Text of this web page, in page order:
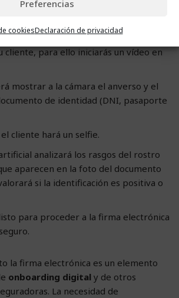
Preferencias
cookiesDeclaración de privacidad
siguientes pasos:
la póliza de seguros, deberás proceder
cliente, para ello iniciarás un vídeo en
mostrar a la cámara el anverso y el
de identidad (DNI, pasaporte
cliente hará un selfie.
analizará los rasgos del rostro
aparecen en la foto del documento
si la identificación es positiva o
para proceder a la firma electrónica
la firma electrónica es un elemento
onboarding digital y de otros
La necesidad de